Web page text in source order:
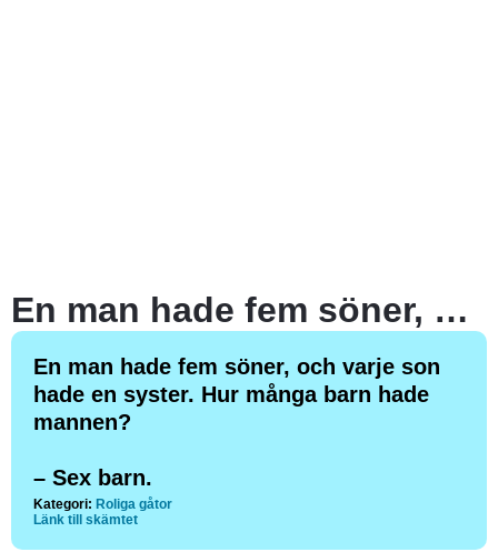
En man hade fem söner, och varje son hade en syster. Hur många barn hade mannen?
En man hade fem söner, och varje son
hade en syster. Hur många barn hade
mannen?
– Sex barn.
Kategori: Roliga gåtor
Länk till skämtet